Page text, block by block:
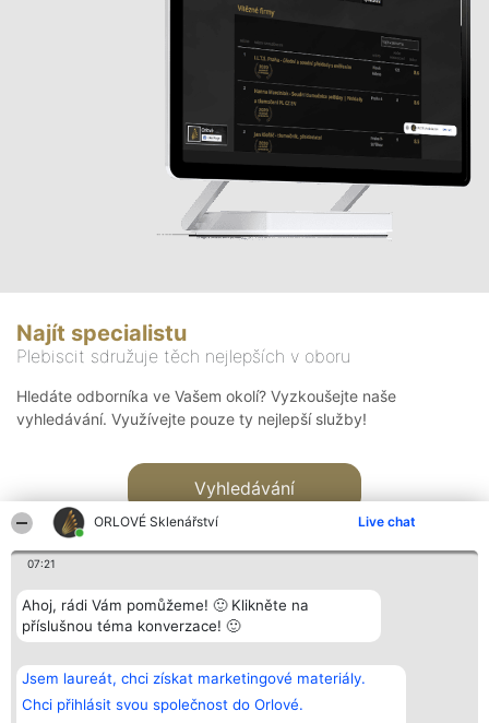
ORLOVÉ Sklenářství Live chat
07:21
Ahoj, rádi Vám pomůžeme! 🙂 Klikněte na
příslušnou téma konverzace! 🙂
Jsem laureát, chci získat marketingové materiály.
Chci přihlásit svou společnost do Orlové.
Najít specialistu
Plebiscit sdružuje těch nejlepších v oboru
Hledáte odborníka ve Vašem okolí? Vyzkoušejte naše
vyhledávání. Využívejte pouze ty nejlepší služby!
Vyhledávání
Bright Side Solutions sp. z o.
o. sp. k.
ul. Ruska 22
Wrocław 50-079
Vítězové
Seznam všech
laureátů
Zásady
Kontakt